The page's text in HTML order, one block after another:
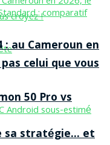
50 Pro vs
sa stratégie… et
au Cameroun en
celui que vous